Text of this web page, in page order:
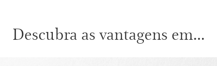
Descubra as vantagens em...